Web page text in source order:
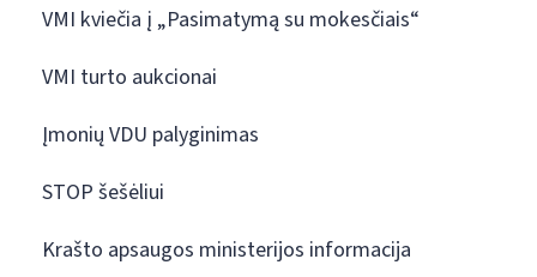
VMI kviečia į „Pasimatymą su mokesčiais“
VMI turto aukcionai
Įmonių VDU palyginimas
STOP šešėliui
Krašto apsaugos ministerijos informacija